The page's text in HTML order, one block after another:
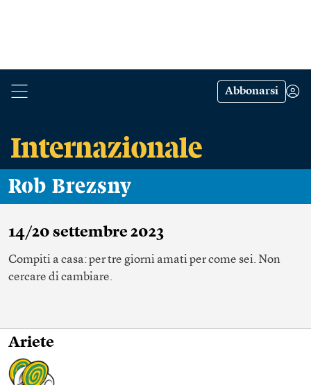
Abbonarsi
Rob Brezsny
14/20 settembre 2023
Compiti a casa: per tre giorni amati per come sei. Non
cercare di cambiare.
Ariete